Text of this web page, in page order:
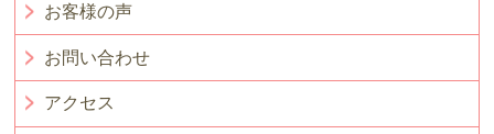
お客様の声
お問い合わせ
アクセス